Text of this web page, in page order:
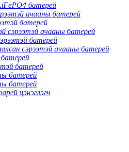
батерей
ачааны батерей
батерей
сэрээтэй ачааны батерей
батерей
сэрээтэй ачааны батерей
батерей
батерей
батерей
цэнэглэгч